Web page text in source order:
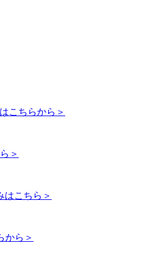
こちらから＞
＞
はこちら＞
から＞